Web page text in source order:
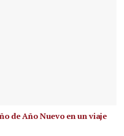
de Año Nuevo en un viaje